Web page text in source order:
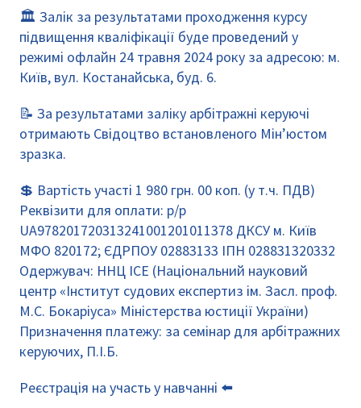
🏛️ Залік за результатами проходження курсу
підвищення кваліфікації буде проведений у
режимі офлайн 24 травня 2024 року за адресою: м.
Київ, вул. Костанайська, буд. 6.
📝 За результатами заліку арбітражні керуючі
отримають Свідоцтво встановленого Мін’юстом
зразка.
💲 Вартість участі 1 980 грн. 00 коп. (у т.ч. ПДВ)
Реквізити для оплати: р/р
UA978201720313241001201011378 ДКСУ м. Київ
МФО 820172; ЄДРПОУ 02883133 ІПН 028831320332
Одержувач: ННЦ ІСЕ (Національний науковий
центр «Інститут судових експертиз ім. Засл. проф.
М.С. Бокаріуса» Міністерства юстиції України)
Призначення платежу: за семінар для арбітражних
керуючих, П.І.Б.
Реєстрація на участь у навчанні ⬅️